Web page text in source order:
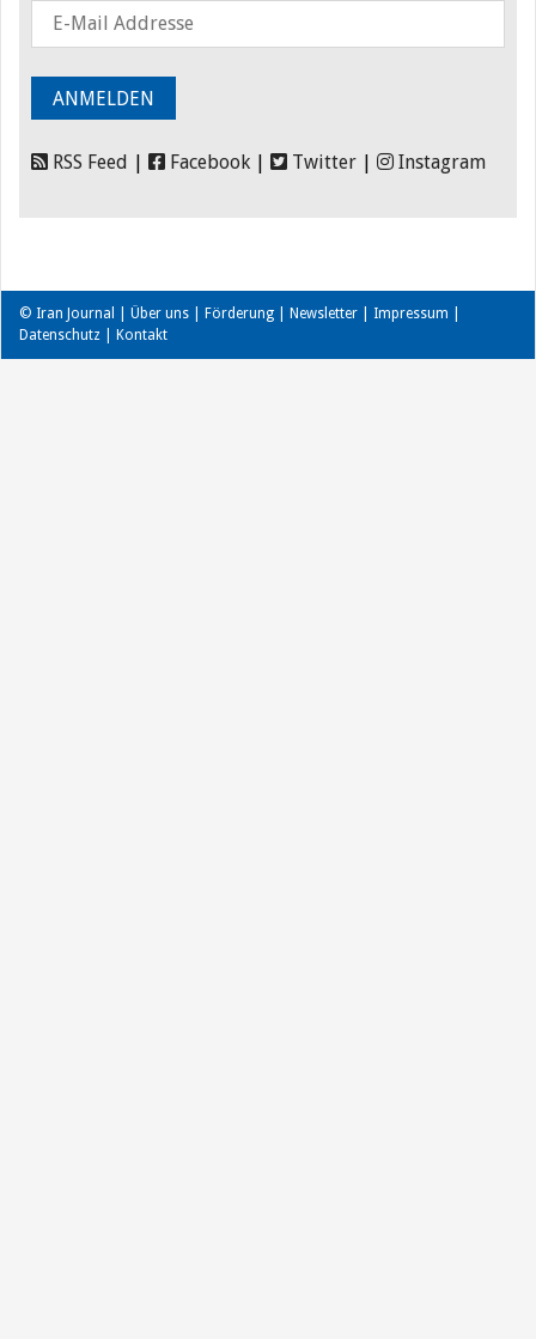
RSS Feed | Facebook | Twitter | Instagram
© Iran Journal | Über uns Förderung Newsletter Impressum
Datenschutz
Kontakt